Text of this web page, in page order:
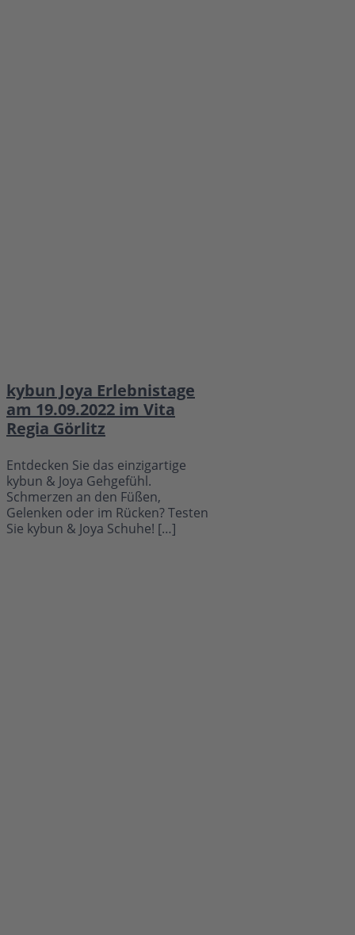
kybun Joya Erlebnistage
am 19.09.2022 im Vita
Regia Görlitz
Entdecken Sie das einzigartige
kybun & Joya Gehgefühl.
Schmerzen an den Füßen,
Gelenken oder im Rücken? Testen
Sie kybun & Joya Schuhe! […]